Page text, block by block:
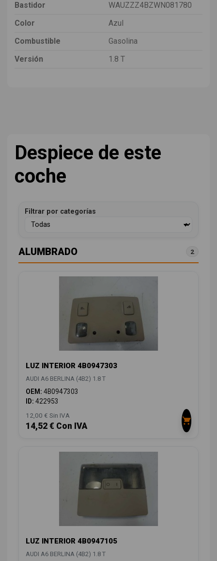
Bastidor
WAUZZZ4BZWN081780
Color
Azul
Combustible
Gasolina
Versión
1.8 T
Despiece de este
coche
Filtrar por categorías
ALUMBRADO 2
LUZ INTERIOR 4B0947303
AUDI A6 BERLINA (4B2) 1.8 T
OEM: 4B0947303
ID: 422953
12,00 € Sin IVA
14,52 € Con IVA
LUZ INTERIOR 4B0947105
AUDI A6 BERLINA (4B2) 1.8 T